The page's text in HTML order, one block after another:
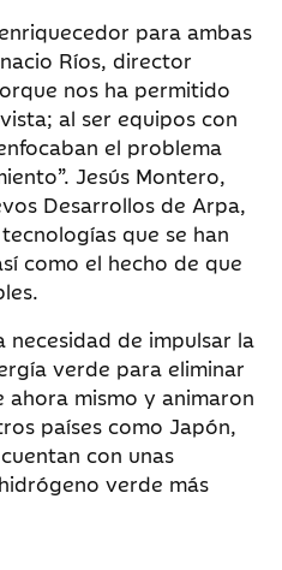
para ambas
Ríos, director
nos ha permitido
al ser equipos con
el problema
Jesús Montero,
Desarrollos de Arpa,
que se han
como el hecho de que
necesidad de impulsar la
verde para eliminar
ahora mismo y animaron
países como Japón,
con unas
verde más